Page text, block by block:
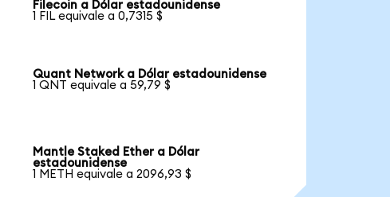
Filecoin a Dólar estadounidense
1 FIL equivale a 0,7315 $
Quant Network a Dólar estadounidense
1 QNT equivale a 59,79 $
Mantle Staked Ether a Dólar
estadounidense
1 METH equivale a 2096,93 $